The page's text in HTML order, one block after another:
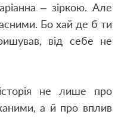
– зіркою. Але
Бо хай де б ти
від себе не
не лише про
а й про вплив